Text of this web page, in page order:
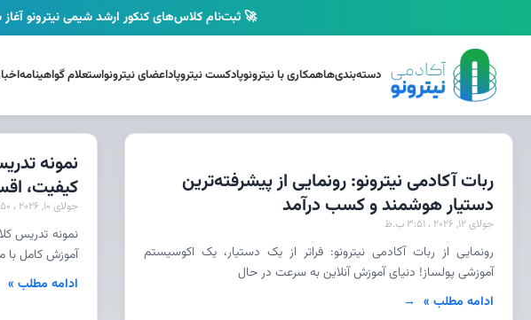
دسته‌بندی‌هاهمکاری با نیترونوپادکست نیتروپاداعضای نیترونواستعلام گواهینامه
ربات آکادمی نیترونو: رونمایی از پیشرفته‌ترین
دستیار هوشمند و کسب درآمد
جولای 12, 2026 3:51 ب.ظ
رونمایی از ربات آکادمی نیترونو: فراتر از یک دستیار، یک اکوسیستم
آموزشی پولساز! دنیای آموزش آنلاین به سرعت در حال
ادامه مطلب »
کیفیت،
جولای 10, 2026
نمونه تدریس
آموزش کامل با
ادامه مطلب »
🚀 ثبت‌نام کلاس‌های کنکور ارشد شیمی نیترونو آغاز